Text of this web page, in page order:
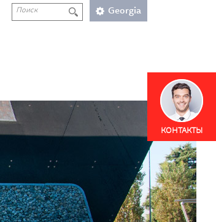
Georgia
КОНТАКТЫ